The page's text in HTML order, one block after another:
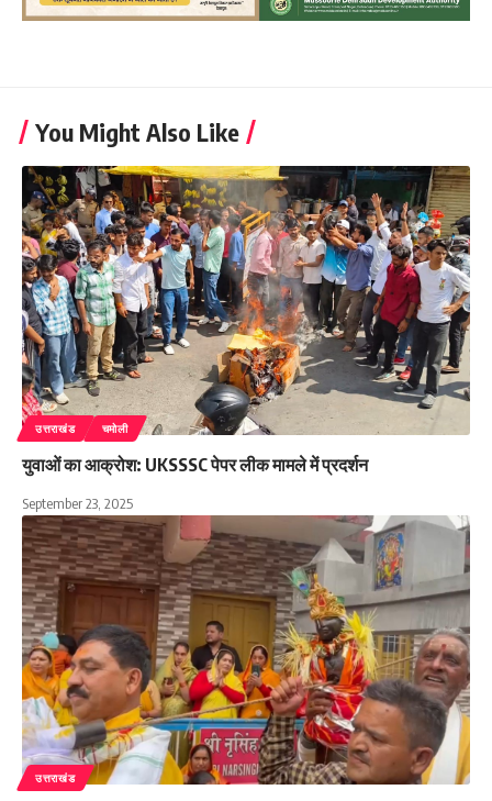
You Might Also Like
उत्तराखंड चमोली
युवाओं का आक्रोश: UKSSSC पेपर लीक मामले में प्रदर्शन
September 23, 2025
उत्तराखंड